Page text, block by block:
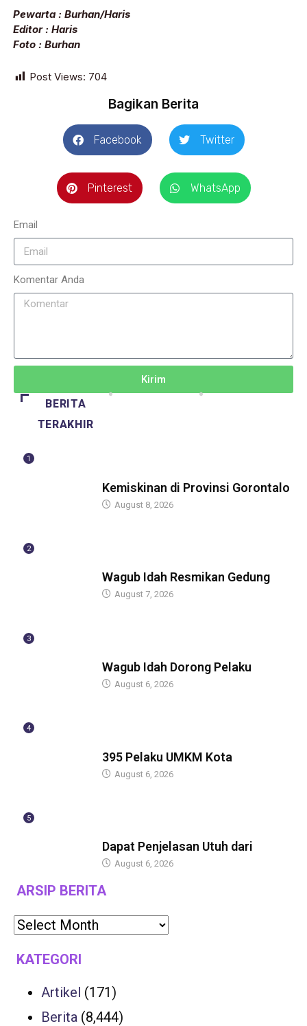
Pewarta : Burhan/Haris
Editor : Haris
Foto : Burhan
Post Views: 704
Bagikan Berita
Facebook Twitter
Pinterest WhatsApp
Email
Komentar Anda
Kirim
BERITA
TERAKHIR
1
Kemiskinan di Provinsi Gorontalo
August 8, 2026
2
Wagub Idah Resmikan Gedung
August 7, 2026
3
Wagub Idah Dorong Pelaku
August 6, 2026
4
395 Pelaku UMKM Kota
August 6, 2026
5
Dapat Penjelasan Utuh dari
August 6, 2026
ARSIP BERITA
KATEGORI
Artikel (171)
Berita (8,444)